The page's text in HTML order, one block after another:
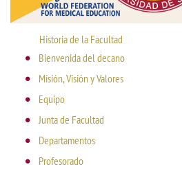
Historia de la Facultad
Bienvenida del decano
Misión, Visión y Valores
Equipo
Junta de Facultad
Departamentos
Profesorado